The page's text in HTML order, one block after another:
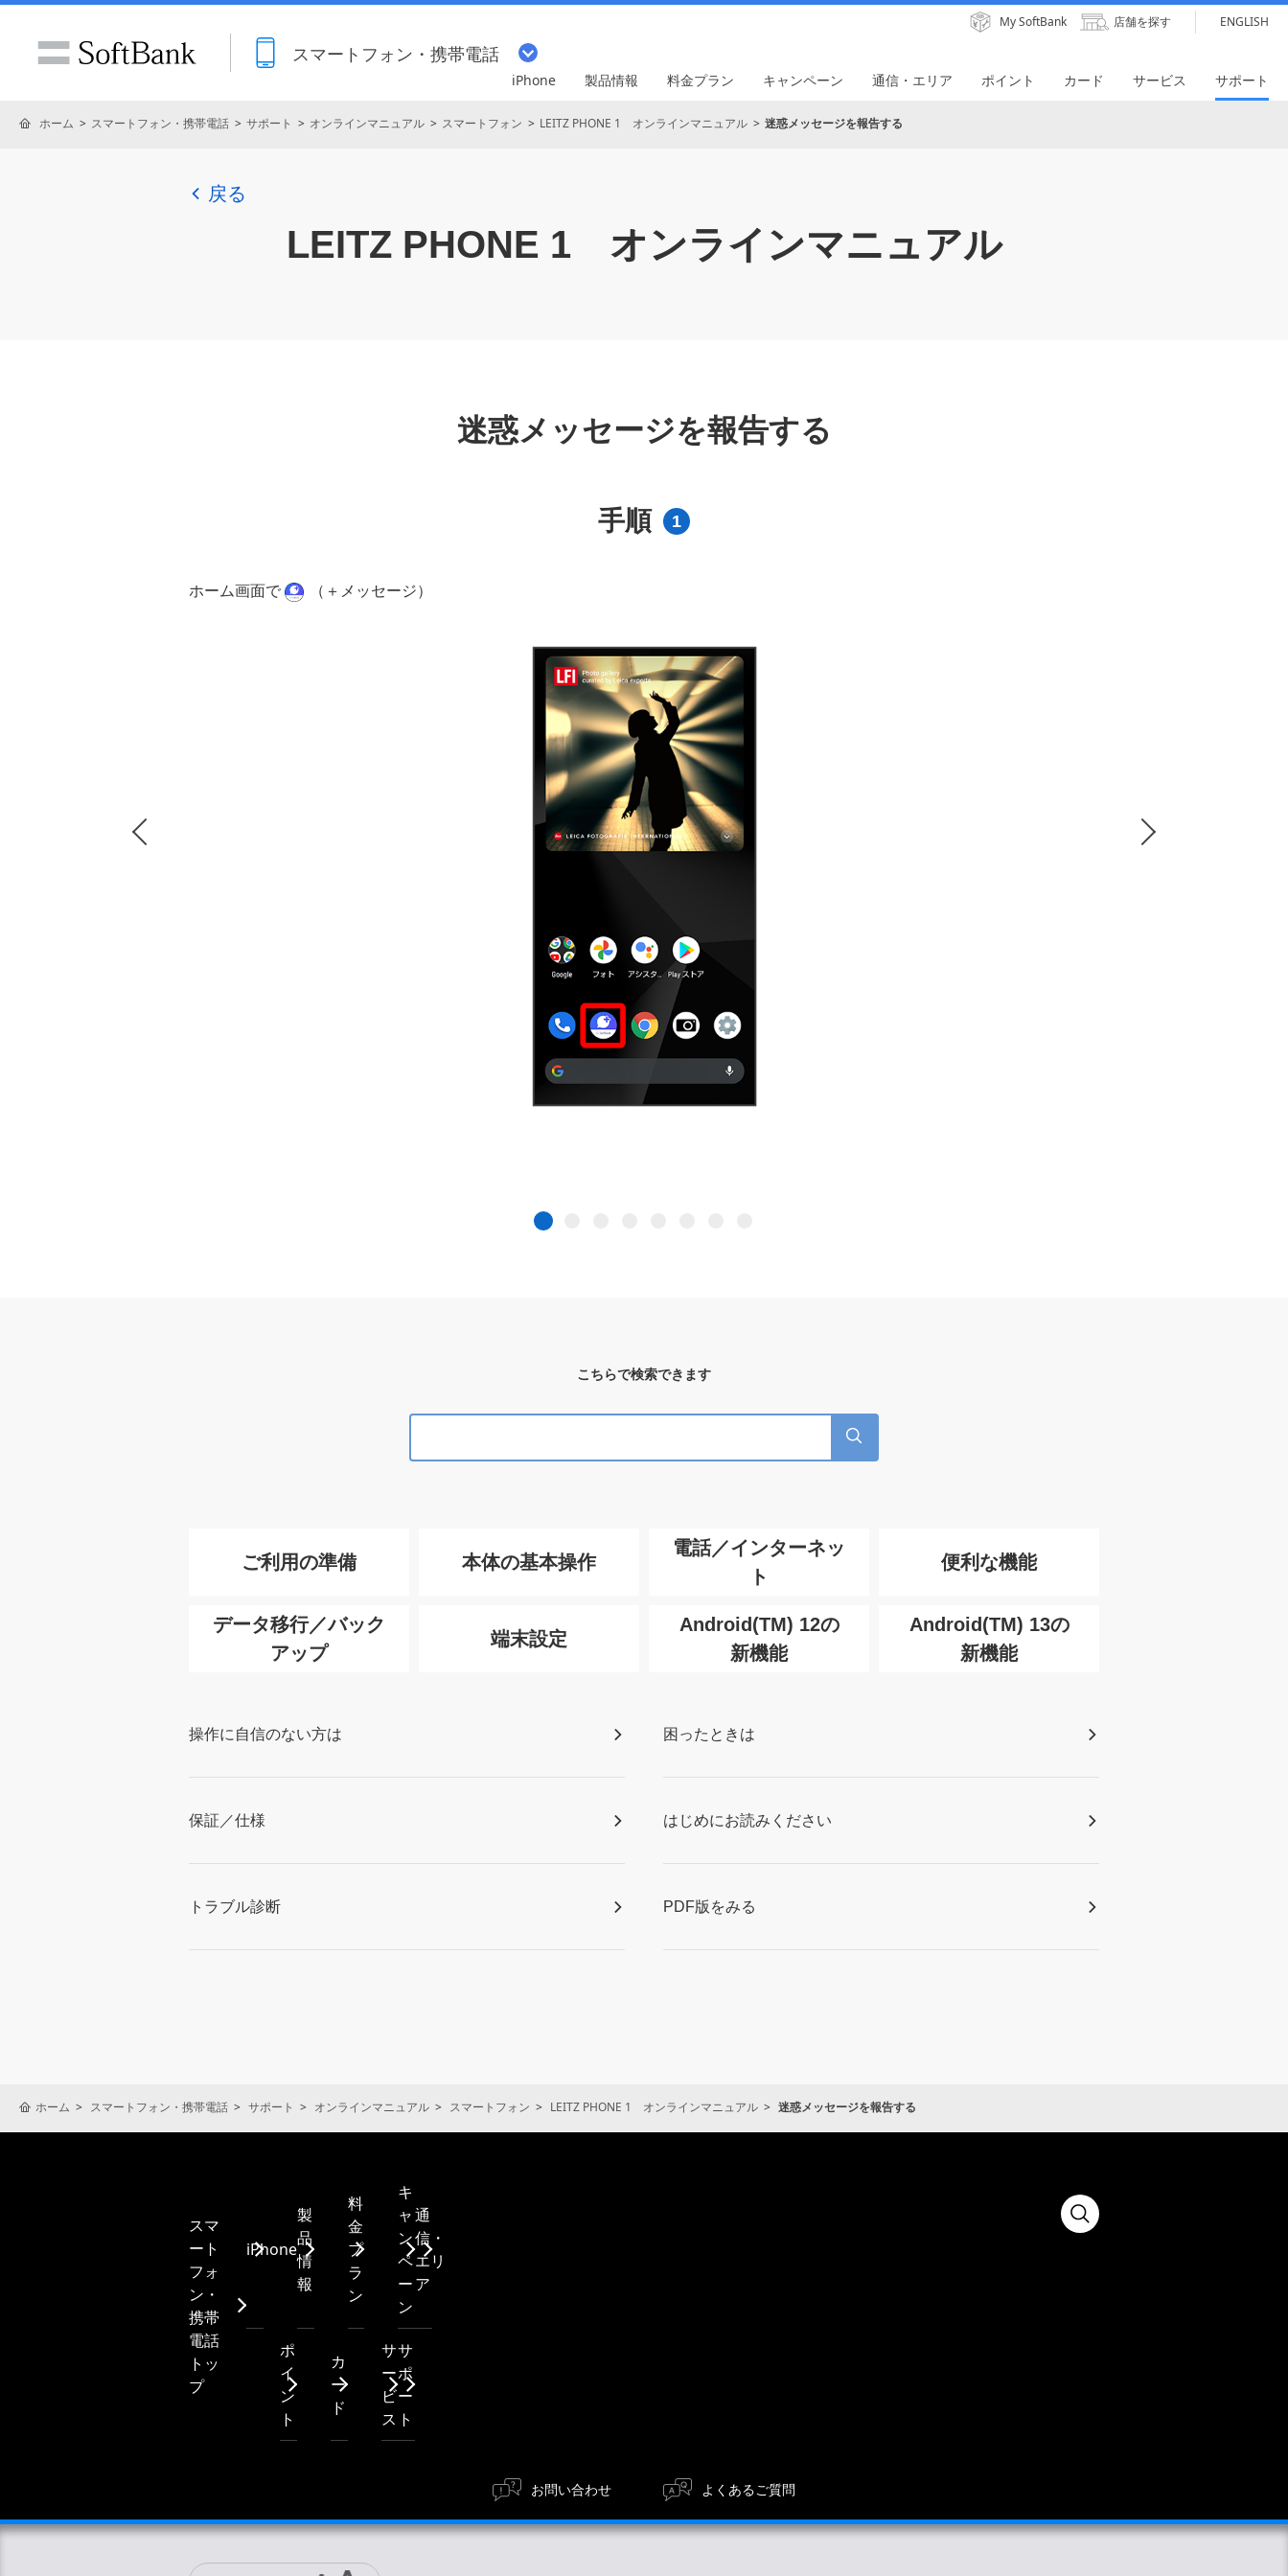
スマートフォン・携帯電話
My SoftBank 店舗を探す ENGLISH
iPhone 製品情報 料金プラン キャンペーン 通信・エリア ポイント カード サービス サポート
ホーム スマートフォン・携帯電話 サポート オンラインマニュアル スマートフォン LEITZ PHONE 1 オンラインマニュアル 迷惑メッセージを報告する
戻る
LEITZ PHONE 1 オンラインマニュアル
迷惑メッセージを報告する
手順 1
ホーム画面で （＋メッセージ）
こちらで検索できます
ご利用の準備 本体の基本操作
電話／インターネッ
ト
便利な機能
データ移行／バック
アップ
端末設定
Android(TM) 12の
新機能
Android(TM) 13の
新機能
操作に自信のない方は 困ったときは
保証／仕様 はじめにお読みください
トラブル診断 PDF版をみる
ホーム スマートフォン・携帯電話 サポート オンラインマニュアル スマートフォン LEITZ PHONE 1 オンラインマニュアル 迷惑メッセージを報告する
スマ
ート
フォ
ン・
携帯
電話
トッ
プ
iPhone
製
品
情
報
料
金
プ
ラ
ン
キ
ャ
ン
ペ
ー
ン
通
信・
エリ
ア
ポ
イ
ン
ト
カ
ー
ド
サ
ー
ビ
ス
サ
ポ
ー
ト
お問い合わせ よくあるご質問